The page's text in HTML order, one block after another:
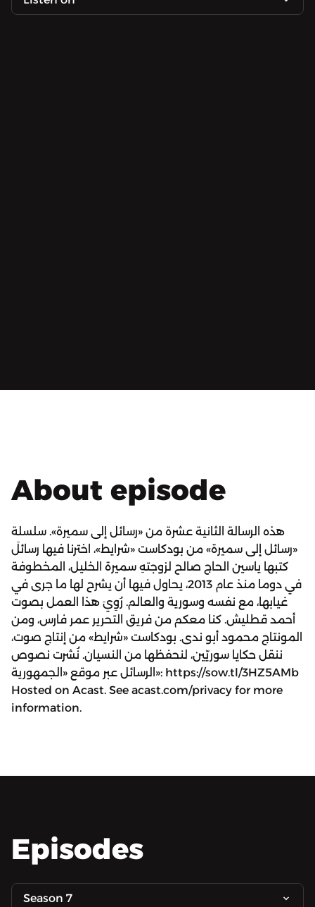
About episode
هذه الرسالة الثانية عشرة من «رسائل إلى سميرة». سلسلة
«رسائل إلى سميرة» من بودكاست «شرايط»، اخترنا فيها رسائلَ
كتبها ياسين الحاج صالح لزوجتهِ سميرة الخليل، المخطوفة
في دوما منذ عام 2013، يحاول فيها أن يشرح لها ما جرى في
غيابها، مع نفسه وسورية والعالم. رُوِيَ هذا العمل بصوت
أحمد قطليش. كنا معكم من فريق التحرير عمر فارس، ومن
المونتاج محمود أبو ندى. بودكاست «شرايط» من إنتاج صوت،
ننقل حكايا سوريّين، لنحفظها من النسيان. نُشرت نصوص
الرسائل عبر موقع «الجمهورية»: https://sow.tl/3HZ5AMb
Hosted on Acast. See acast.com/privacy for more
information.
Episodes
Season 7